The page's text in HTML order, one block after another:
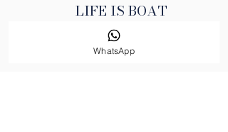
LIFE IS BOAT
info@lifeisboat.com
WhatsApp